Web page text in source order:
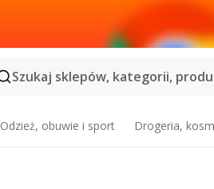
Szukaj sklepów, kategorii,
Odzież, obuwie i sport Drogeria,